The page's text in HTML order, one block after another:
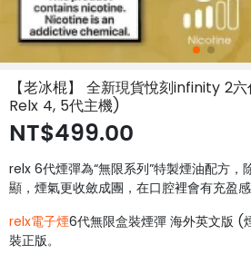
【老冰棍】 全新現貨悅刻infinity 2
Relx 4, 5代主機)
NT$499.00
relx 6代煙彈為“無限系列”特製煙油配方，
顯，煙氣更收斂成團，在口腔裡會有充盈感
relx電子煙6代無限盒裝煙彈 海外英文版 (
裝正版。